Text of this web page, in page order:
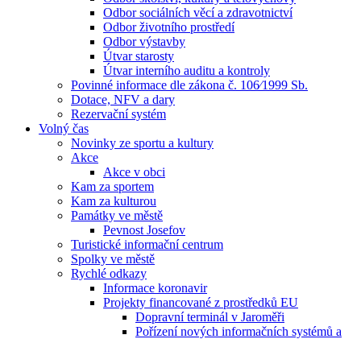
Odbor sociálních věcí a zdravotnictví
Odbor životního prostředí
Odbor výstavby
Útvar starosty
Útvar interního auditu a kontroly
Povinné informace dle zákona č. 106⁄1999 Sb.
Dotace, NFV a dary
Rezervační systém
Volný čas
Novinky ze sportu a kultury
Akce
Akce v obci
Kam za sportem
Kam za kulturou
Památky ve městě
Pevnost Josefov
Turistické informační centrum
Spolky ve městě
Rychlé odkazy
Informace koronavir
Projekty financované z prostředků EU
Dopravní terminál v Jaroměři
Pořízení nových informačních systémů a